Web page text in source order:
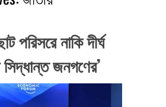
পরিসরে নাকি দীর্ঘ
সিদ্ধান্ত জনগণের’